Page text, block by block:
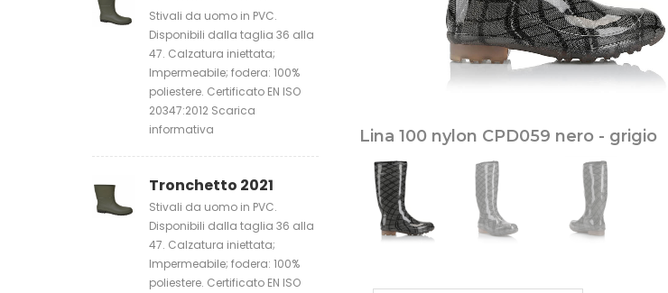
Lina 100 nylon CPD059 nero - grigio
Stivali da uomo in PVC.
Disponibili dalla taglia 36 alla
47. Calzatura iniettata;
Impermeabile; fodera: 100%
poliestere. Certificato EN ISO
20347:2012 Scarica
informativa
Tronchetto 2021
Stivali da uomo in PVC.
Disponibili dalla taglia 36 alla
47. Calzatura iniettata;
Impermeabile; fodera: 100%
poliestere. Certificato EN ISO